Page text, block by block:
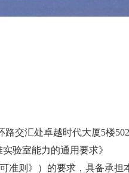
交汇处卓越时代大厦5楼
验室能力的通用要求》
准则》）的要求，具备承担